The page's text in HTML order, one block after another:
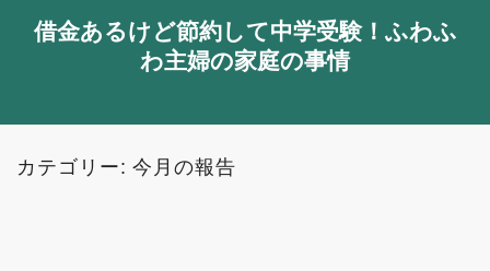
借金あるけど節約して中学受験！ふわふ
わ主婦の家庭の事情
カテゴリー:今月の報告